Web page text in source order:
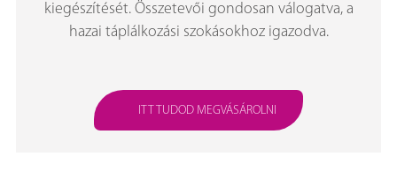
kiegészítését. Összetevői gondosan válogatva, a
hazai táplálkozási szokásokhoz igazodva.
ITT TUDOD MEGVÁSÁROLNI